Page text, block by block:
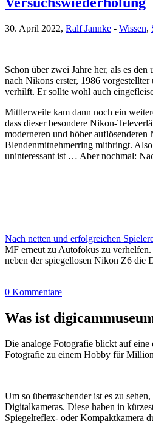
30. April 2022, Ralf Jannke - Wissen,
Schon über zwei Jahre her, als es
nach Nikons erster, 1986
verhilft. Er sollte wohl auch
Mittlerweile kam dann noch ein
dass dieser besondere Nikon-
moderneren und höher
Blendenmitnehmerring mitbringt.
uninteressant ist … Aber nochmal:
Nach netten und erfolgreichen
MF erneut zu Autofokus zu
neben der spiegellosen Nikon Z6 die
0 Kommentare
Was ist
Die analoge Fotografie blickt auf eine
Fotografie zu einem Hobby für
Um so überraschender ist es zu
Digitalkameras. Diese haben in
Spiegelreflex- oder Kompaktkamera